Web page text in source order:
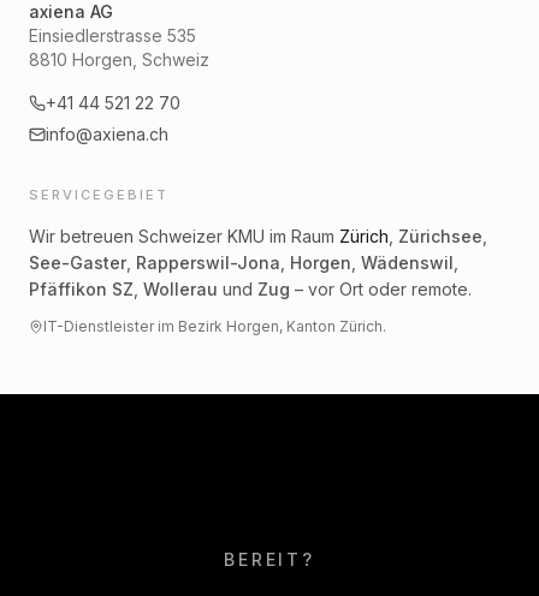
axiena AG
Einsiedlerstrasse 535
8810 Horgen, Schweiz
+41 44 521 22 70
info@axiena.ch
SERVICEGEBIET
Wir betreuen Schweizer KMU im Raum Zürich Zürichsee
See-Gaster, Rapperswil-Jona Horgen Wädenswil
Pfäffikon SZ Wollerau und Zug – vor Ort oder remote.
IT-Dienstleister im Bezirk Horgen, Kanton Zürich.
BEREIT?